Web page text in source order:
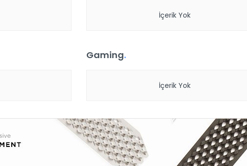
İçerik Yok
Gaming.
İçerik Yok